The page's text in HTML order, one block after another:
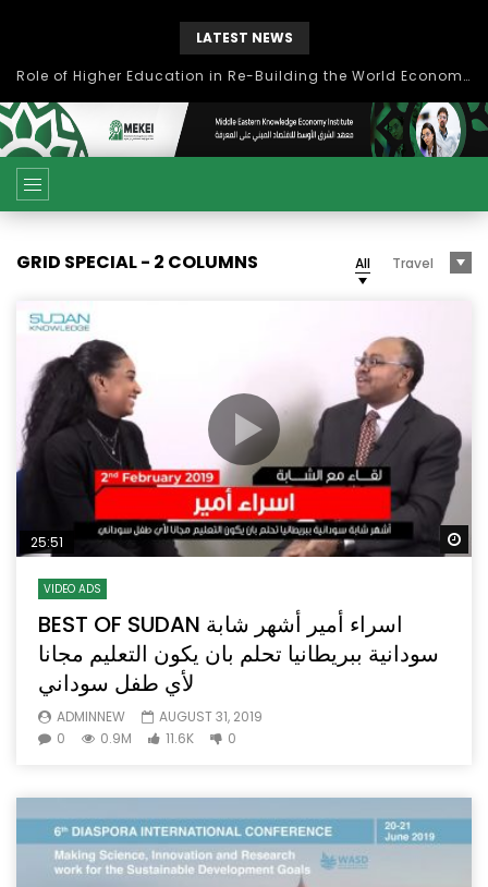
LATEST NEWS
بحث آفاق التعاون بين اتحاد جامعات العالم الإسلامي والجمعية الدولية للتنمية المستدامة
GRID SPECIAL - 2 COLUMNS All Travel
25:51
VIDEO ADS
BEST OF SUDAN اسراء أمير أشهر شابة
سودانية ببريطانيا تحلم بان يكون التعليم مجانا
لأي طفل سوداني
ADMINNEW
AUGUST 31, 2019
0
0.9M 11.6K 0